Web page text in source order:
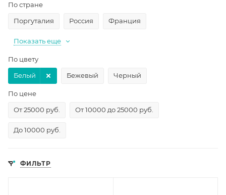
По стране
Поргуталия
Россия Франция
Показать еще
По цвету
Бежевый
Черный
Белый
По цене
От 25000 руб.
От 10000 до 25000 руб.
До 10000 руб.
ФИЛЬТР